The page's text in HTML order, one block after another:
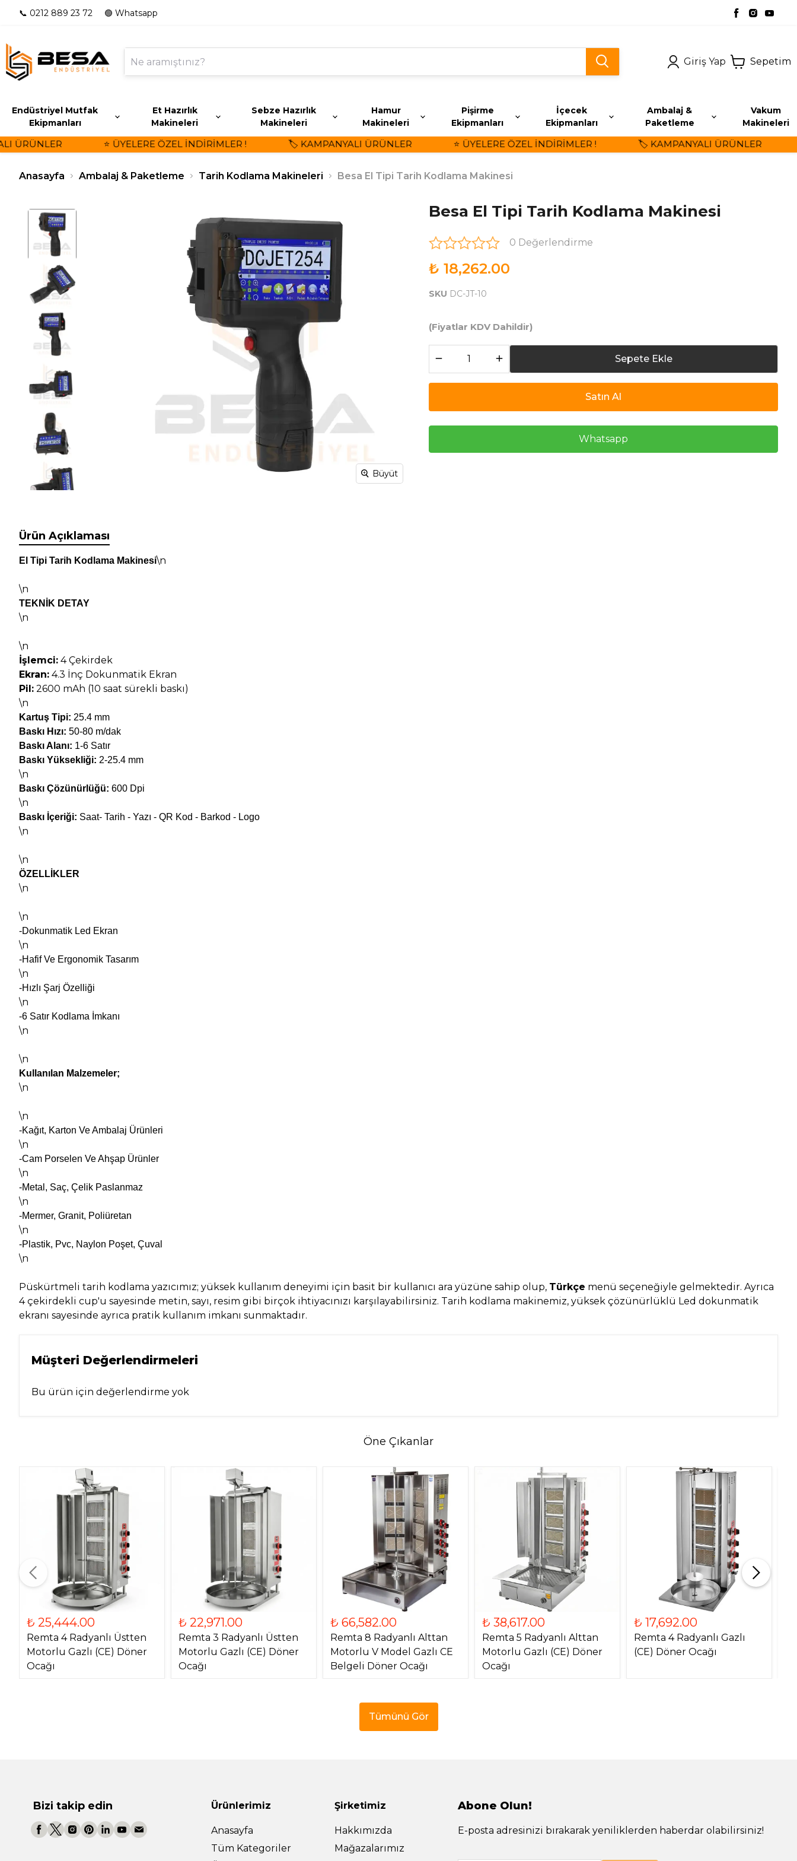
📞 0212 889 23 72 🟢 Whatsapp
Giriş Yap Sepetim
Endüstriyel Mutfak
Ekipmanları
Et Hazırlık
Makineleri
Sebze Hazırlık
Makineleri
Hamur
Makineleri
Pişirme
Ekipmanları
İçecek
Ekipmanları
Ambalaj &
Paketleme
Vakum
Makineleri
⭐ ÜYELERE ÖZEL İNDİRİMLER ! 🏷️ KAMPANYALI ÜRÜNLER ⭐ ÜYELERE ÖZEL İNDİRİMLER ! 🏷️ KAMPANYALI ÜRÜNLER
Anasayfa Ambalaj & Paketleme Tarih Kodlama Makineleri Besa El Tipi Tarih Kodlama Makinesi
Büyüt
Besa El Tipi Tarih Kodlama Makinesi
0 Değerlendirme
₺ 18,262.00
SKU DC-JT-10
(Fiyatlar KDV Dahildir)
Sepete Ekle
Satın Al
Whatsapp
Ürün Açıklaması
El Tipi Tarih Kodlama Makinesi\n
\n
TEKNİK DETAY
\n
\n
İşlemci: 4 Çekirdek
Ekran: 4.3 İnç Dokunmatik Ekran
Pil: 2600 mAh (10 saat sürekli baskı)
\n
Kartuş Tipi: 25.4 mm
Baskı Hızı: 50-80 m/dak
Baskı Alanı: 1-6 Satır
Baskı Yüksekliği: 2-25.4 mm
\n
Baskı Çözünürlüğü: 600 Dpi
\n
Baskı İçeriği: Saat- Tarih - Yazı - QR Kod - Barkod - Logo
\n
\n
ÖZELLİKLER
\n
\n
-Dokunmatik Led Ekran
\n
-Hafif Ve Ergonomik Tasarım
\n
-Hızlı Şarj Özelliği
\n
-6 Satır Kodlama İmkanı
\n
\n
Kullanılan Malzemeler;
\n
\n
-Kağıt, Karton Ve Ambalaj Ürünleri
\n
-Cam Porselen Ve Ahşap Ürünler
\n
-Metal, Saç, Çelik Paslanmaz
\n
-Mermer, Granit, Poliüretan
\n
-Plastik, Pvc, Naylon Poşet, Çuval
\n
Püskürtmeli tarih kodlama yazıcımız; yüksek kullanım deneyimi için basit bir kullanıcı ara yüzüne sahip olup, Türkçe menü seçeneğiyle gelmektedir. Ayrıca
4 çekirdekli cup'u sayesinde metin, sayı, resim gibi birçok ihtiyacınızı karşılayabilirsiniz. Tarih kodlama makinemiz, yüksek çözünürlüklü Led dokunmatik
ekranı sayesinde ayrıca pratik kullanım imkanı sunmaktadır.
Müşteri Değerlendirmeleri
Bu ürün için değerlendirme yok
Öne Çıkanlar
₺ 25,444.00
Remta 4 Radyanlı Üstten
Motorlu Gazlı (CE) Döner
Ocağı
₺ 22,971.00
Remta 3 Radyanlı Üstten
Motorlu Gazlı (CE) Döner
Ocağı
₺ 66,582.00
Remta 8 Radyanlı Alttan
Motorlu V Model Gazlı CE
Belgeli Döner Ocağı
₺ 38,617.00
Remta 5 Radyanlı Alttan
Motorlu Gazlı (CE) Döner
Ocağı
₺ 17,692.00
Remta 4 Radyanlı Gazlı
(CE) Döner Ocağı
Tümünü Gör
Bizi takip edin Ürünlerimiz
Anasayfa
Tüm Kategoriler
Şirketimiz
Hakkımızda
Mağazalarımız
Abone Olun!
E-posta adresinizi bırakarak yeniliklerden haberdar olabilirsiniz!